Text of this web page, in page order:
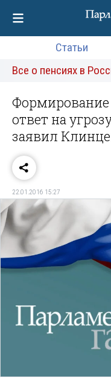
Статьи
Все о пенсиях в
ответ на
заявил
22.01.2016 15:27